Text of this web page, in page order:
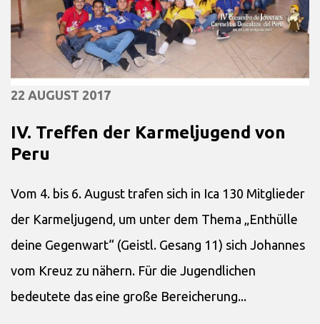
22 AUGUST 2017
IV. Treffen der Karmeljugend von
Peru
Vom 4. bis 6. August trafen sich in Ica 130 Mitglieder
der Karmeljugend, um unter dem Thema „Enthülle
deine Gegenwart“ (Geistl. Gesang 11) sich Johannes
vom Kreuz zu nähern. Für die Jugendlichen
bedeutete das eine große Bereicherung...